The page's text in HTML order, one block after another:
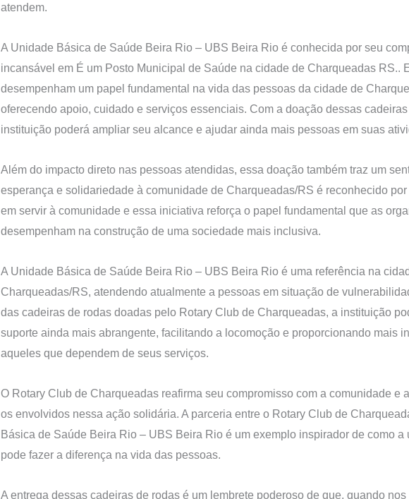
atendem.
A Unidade Básica de Saúde Beira Rio – UBS Beira Rio é conhecida por seu
incansável em É um Posto Municipal de Saúde na cidade de Charqueadas RS..
desempenham um papel fundamental na vida das pessoas da cidade de
oferecendo apoio, cuidado e serviços essenciais. Com a doação dessas
instituição poderá ampliar seu alcance e ajudar ainda mais pessoas em suas
Além do impacto direto nas pessoas atendidas, essa doação também traz um
esperança e solidariedade à comunidade de Charqueadas/RS é reconhecido
em servir à comunidade e essa iniciativa reforça o papel fundamental que as
desempenham na construção de uma sociedade mais inclusiva.
A Unidade Básica de Saúde Beira Rio – UBS Beira Rio é uma referência na
Charqueadas/RS, atendendo atualmente a pessoas em situação de
das cadeiras de rodas doadas pelo Rotary Club de Charqueadas, a instituição
suporte ainda mais abrangente, facilitando a locomoção e proporcionando mais
aqueles que dependem de seus serviços.
O Rotary Club de Charqueadas reafirma seu compromisso com a comunidade e
os envolvidos nessa ação solidária. A parceria entre o Rotary Club de
Básica de Saúde Beira Rio – UBS Beira Rio é um exemplo inspirador de como a
pode fazer a diferença na vida das pessoas.
A entrega dessas cadeiras de rodas é um lembrete poderoso de que, quando